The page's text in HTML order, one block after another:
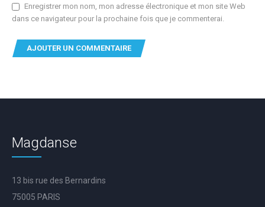
Enregistrer mon nom, mon adresse électronique et mon site Web
dans ce navigateur pour la prochaine fois que je commenterai.
Magdanse
13 bis rue des Bernardins
75005 PARIS